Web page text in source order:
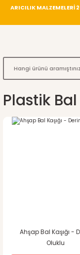
ARICILIK MALZEMELERİ
Plastik Bal
Ahşap Bal Kaşığı -
Oluklu